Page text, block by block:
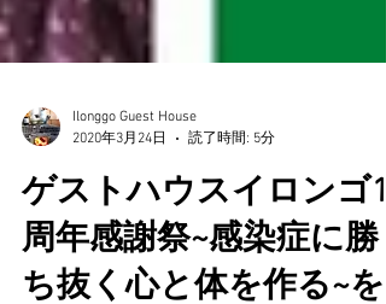
2020年3月24日
読了時間: 5分
ゲストハウスイロンゴ1
周年感謝祭~感染症に勝